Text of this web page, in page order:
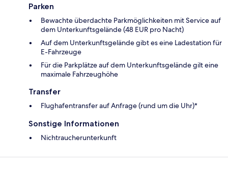
Parken
Bewachte überdachte Parkmöglichkeiten mit Service auf
dem Unterkunftsgelände (48 EUR pro Nacht)
Auf dem Unterkunftsgelände gibt es eine Ladestation für
E-Fahrzeuge
Für die Parkplätze auf dem Unterkunftsgelände gilt eine
maximale Fahrzeughöhe
Transfer
Flughafentransfer auf Anfrage (rund um die Uhr)*
Sonstige Informationen
Nichtraucherunterkunft